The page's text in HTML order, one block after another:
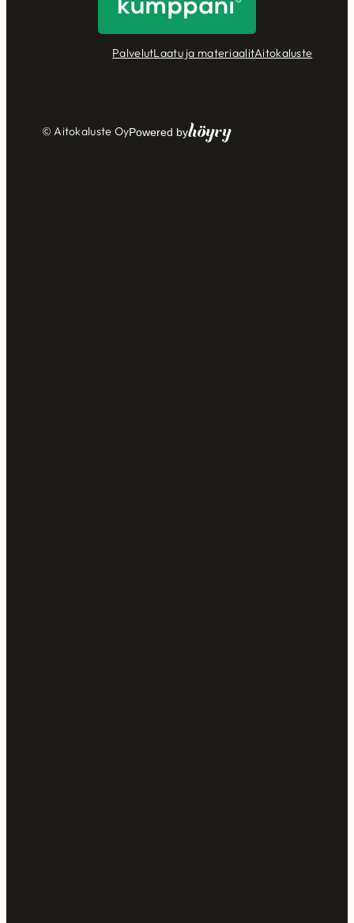
PalvelutLaatu ja materiaalitAitokaluste
© Aitokaluste OyPowered byHöyry